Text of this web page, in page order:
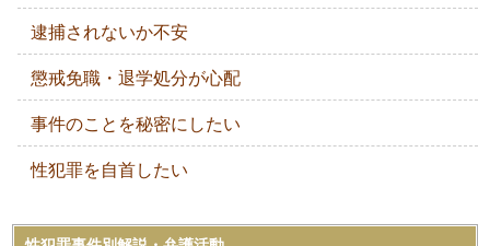
逮捕されないか不安
懲戒免職・退学処分が心配
事件のことを秘密にしたい
性犯罪を自首したい